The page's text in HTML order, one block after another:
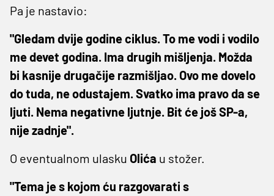
Pa je nastavio:
"Gledam dvije godine ciklus. To me vodi i vodilo
me devet godina. Ima drugih mišljenja. Možda
bi kasnije drugačije razmišljao. Ovo me dovelo
do tuda, ne odustajem. Svatko ima pravo da se
ljuti. Nema negativne ljutnje. Bit će još SP-a,
nije zadnje".
O eventualnom ulasku Olića u stožer.
"Tema je s kojom ću razgovarati s